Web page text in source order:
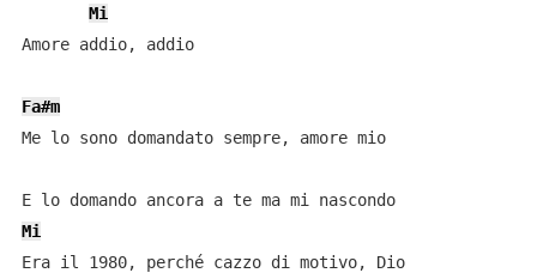
Mi
Amore addio, addio
Fa#m
Me lo sono domandato sempre, amore mio
E lo domando ancora a te ma mi nascondo
Mi
Era il 1980, perché cazzo di motivo, Dio